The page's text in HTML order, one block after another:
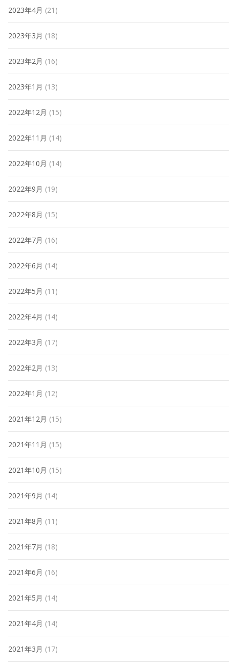
2023年4月 (21)
2023年3月 (18)
2023年2月 (16)
2023年1月 (13)
2022年12月 (15)
2022年11月 (14)
2022年10月 (14)
2022年9月 (19)
2022年8月 (15)
2022年7月 (16)
2022年6月 (14)
2022年5月 (11)
2022年4月 (14)
2022年3月 (17)
2022年2月 (13)
2022年1月 (12)
2021年12月 (15)
2021年11月 (15)
2021年10月 (15)
2021年9月 (14)
2021年8月 (11)
2021年7月 (18)
2021年6月 (16)
2021年5月 (14)
2021年4月 (14)
2021年3月 (17)